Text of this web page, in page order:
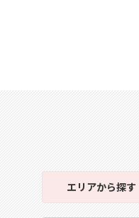
エリアから探す